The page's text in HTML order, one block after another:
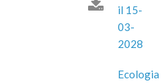
il 15-
03-
2028
Ecologia